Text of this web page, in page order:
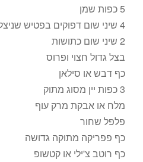
5 כפות שמן
4 שיני שום דפוקים בפטיש שניצלים
2 שיני שום כתושות
בצל גדול חצוי ופרוס
כף דבש או סילאן
3 כפות יין מסוג מתוק
מלח או אבקת מרק עוף
פלפל שחור
כף פפריקה מתוקה גדושה
כף רוטב צ'ילי או קטשופ